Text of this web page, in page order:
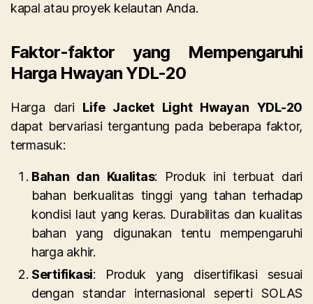
kapal atau proyek kelautan Anda.
Faktor-faktor yang Mempengaruhi
Harga Hwayan YDL-20
Harga dari Life Jacket Light Hwayan YDL-20
dapat bervariasi tergantung pada beberapa faktor,
termasuk:
Bahan dan Kualitas: Produk ini terbuat dari
bahan berkualitas tinggi yang tahan terhadap
kondisi laut yang keras. Durabilitas dan kualitas
bahan yang digunakan tentu mempengaruhi
harga akhir.
Sertifikasi: Produk yang disertifikasi sesuai
dengan standar internasional seperti SOLAS